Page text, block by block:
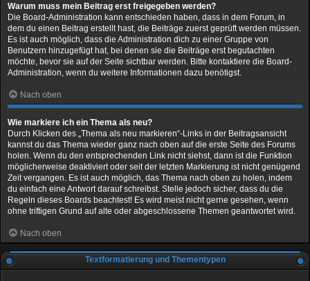
Warum muss mein Beitrag erst freigegeben werden?
Die Board-Administration kann entschieden haben, dass in dem Forum, in
dem du einen Beitrag erstellt hast, die Beiträge zuerst geprüft werden müssen.
Es ist auch möglich, dass die Administration dich zu einer Gruppe von
Benutzern hinzugefügt hat, bei denen sie die Beiträge erst begutachten
möchte, bevor sie auf der Seite sichtbar werden. Bitte kontaktiere die Board-
Administration, wenn du weitere Informationen dazu benötigst.
Nach oben
Wie markiere ich ein Thema als neu?
Durch Klicken des „Thema als neu markieren“-Links in der Beitragsansicht
kannst du das Thema wieder ganz nach oben auf die erste Seite des Forums
holen. Wenn du den entsprechenden Link nicht siehst, dann ist die Funktion
möglicherweise deaktiviert oder seit der letzten Markierung ist nicht genügend
Zeit vergangen. Es ist auch möglich, das Thema nach oben zu holen, indem
du einfach eine Antwort darauf schreibst. Stelle jedoch sicher, dass du die
Regeln dieses Boards beachtest! Es wird meist nicht gerne gesehen, wenn
ohne triftigen Grund auf alte oder abgeschlossene Themen geantwortet wird.
Nach oben
Textformatierung und Thementypen